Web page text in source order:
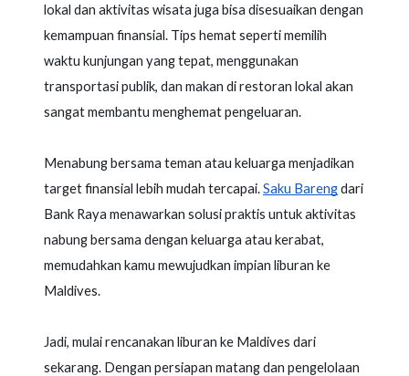
lokal dan aktivitas wisata juga bisa disesuaikan dengan
kemampuan finansial. Tips hemat seperti memilih
waktu kunjungan yang tepat, menggunakan
transportasi publik, dan makan di restoran lokal akan
sangat membantu menghemat pengeluaran.
Menabung bersama teman atau keluarga menjadikan
target finansial lebih mudah tercapai.Saku Barengdari
Bank Raya menawarkan solusi praktis untuk aktivitas
nabung bersama dengan keluarga atau kerabat,
memudahkan kamu mewujudkan impian liburan ke
Maldives.
Jadi, mulai rencanakan liburan ke Maldives dari
sekarang. Dengan persiapan matang dan pengelolaan